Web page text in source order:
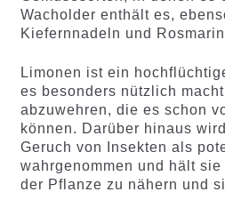
Wacholder enthält es,
Kiefernnadeln und
Limonen ist ein
es besonders nützlich
abzuwehren, die es schon
können. Darüber hinaus
Geruch von Insekten als
wahrgenommen und hält
der Pflanze zu nähern und